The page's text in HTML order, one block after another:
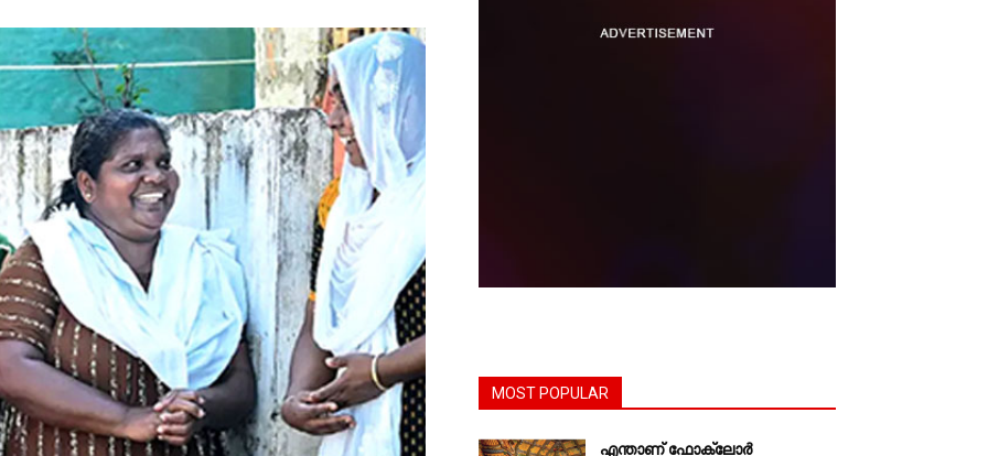
MOST POPULAR